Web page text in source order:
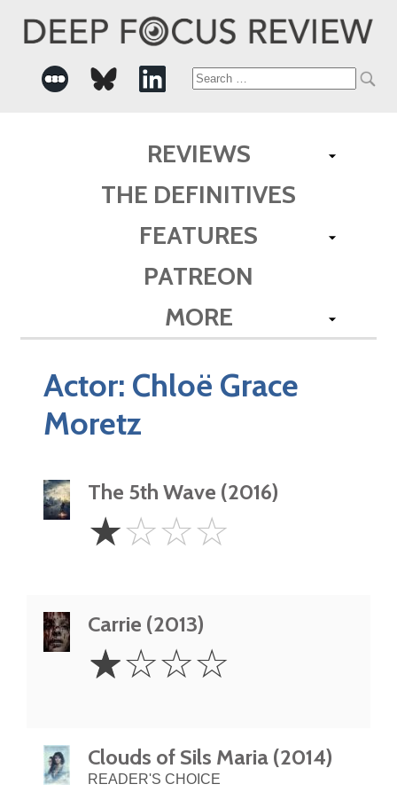
Search
REVIEWS
THE DEFINITIVES
FEATURES
PATREON
MORE
Actor: Chloë Grace
Moretz
The 5th Wave (2016)
Star
☆☆☆☆
Carrie (2013)
Star
☆☆☆☆
Clouds of Sils Maria (2014)
READER'S CHOICE